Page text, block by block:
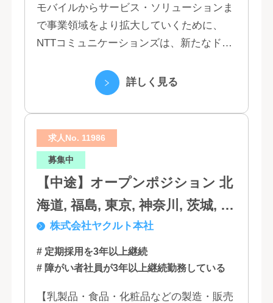
モバイルからサービス・ソリューションま
で事業領域をより拡大していくために、
NTTコミュニケーションズは、新たなドコ
たちは、クラウド、ネットワーク、セキュ
リティといっ...
詳しく見る
求人No. 11986
募集中
【中途】オープンポジション 北
海道, 福島, 東京, 神奈川, 茨城, 静
岡, 大阪, 兵庫, 福岡, 佐賀
株式会社ヤクルト本社
# 定期採用を3年以上継続
# 障がい者社員が3年以上継続勤務している
【乳製品・食品・化粧品などの製造・販売